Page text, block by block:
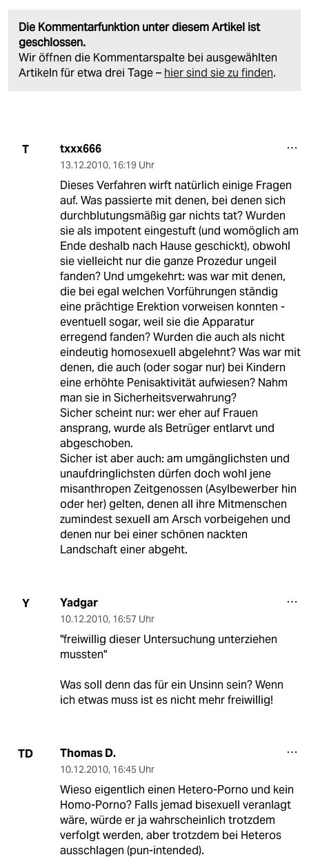
Die Kommentarfunktion unter diesem Artikel ist
geschlossen.
Wir öffnen die Kommentarspalte bei ausgewählten
Artikeln für etwa drei Tage – hier sind sie zu finden.
T txxx666
13.12.2010, 16:19 Uhr
Dieses Verfahren wirft natürlich einige Fragen
auf. Was passierte mit denen, bei denen sich
durchblutungsmäßig gar nichts tat? Wurden
sie als impotent eingestuft (und womöglich am
Ende deshalb nach Hause geschickt), obwohl
sie vielleicht nur die ganze Prozedur ungeil
fanden? Und umgekehrt: was war mit denen,
die bei egal welchen Vorführungen ständig
eine prächtige Erektion vorweisen konnten -
eventuell sogar, weil sie die Apparatur
erregend fanden? Wurden die auch als nicht
eindeutig homosexuell abgelehnt? Was war mit
denen, die auch (oder sogar nur) bei Kindern
eine erhöhte Penisaktivität aufwiesen? Nahm
man sie in Sicherheitsverwahrung?
Sicher scheint nur: wer eher auf Frauen
ansprang, wurde als Betrüger entlarvt und
abgeschoben.
Sicher ist aber auch: am umgänglichsten und
unaufdringlichsten dürfen doch wohl jene
misanthropen Zeitgenossen (Asylbewerber hin
oder her) gelten, denen all ihre Mitmenschen
zumindest sexuell am Arsch vorbeigehen und
denen nur bei einer schönen nackten
Landschaft einer abgeht.
Y Yadgar
10.12.2010, 16:57 Uhr
"freiwillig dieser Untersuchung unterziehen
mussten"
Was soll denn das für ein Unsinn sein? Wenn
ich etwas muss ist es nicht mehr freiwillig!
TD Thomas D.
10.12.2010, 16:45 Uhr
Wieso eigentlich einen Hetero-Porno und kein
Homo-Porno? Falls jemad bisexuell veranlagt
wäre, würde er ja wahrscheinlich trotzdem
verfolgt werden, aber trotzdem bei Heteros
ausschlagen (pun-intended).